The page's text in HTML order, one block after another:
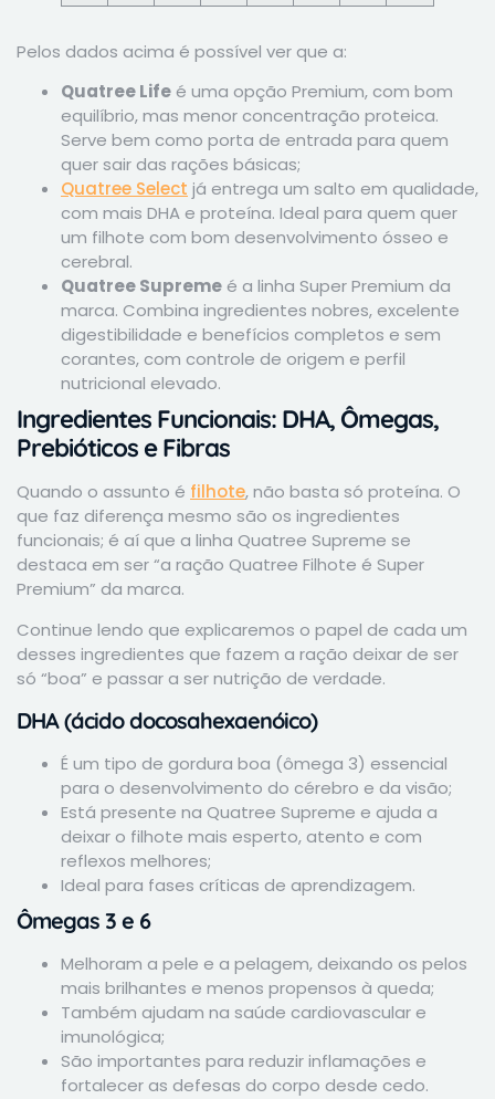
Pelos dados acima é possível ver que a:
Quatree Life é uma opção Premium, com bom
equilíbrio, mas menor concentração proteica.
Serve bem como porta de entrada para quem
quer sair das rações básicas;
Quatree Select já entrega um salto em qualidade,
com mais DHA e proteína. Ideal para quem quer
um filhote com bom desenvolvimento ósseo e
cerebral.
Quatree Supreme é a linha Super Premium da
marca. Combina ingredientes nobres, excelente
digestibilidade e benefícios completos e sem
corantes, com controle de origem e perfil
nutricional elevado.
Ingredientes Funcionais: DHA, Ômegas,
Prebióticos e Fibras
Quando o assunto é filhote, não basta só proteína. O
que faz diferença mesmo são os ingredientes
funcionais; é aí que a linha Quatree Supreme se
destaca em ser “a ração Quatree Filhote é Super
Premium” da marca.
Continue lendo que explicaremos o papel de cada um
desses ingredientes que fazem a ração deixar de ser
só “boa” e passar a ser nutrição de verdade.
DHA (ácido docosahexaenóico)
É um tipo de gordura boa (ômega 3) essencial
para o desenvolvimento do cérebro e da visão;
Está presente na Quatree Supreme e ajuda a
deixar o filhote mais esperto, atento e com
reflexos melhores;
Ideal para fases críticas de aprendizagem.
Ômegas 3 e 6
Melhoram a pele e a pelagem, deixando os pelos
mais brilhantes e menos propensos à queda;
Também ajudam na saúde cardiovascular e
imunológica;
São importantes para reduzir inflamações e
fortalecer as defesas do corpo desde cedo.